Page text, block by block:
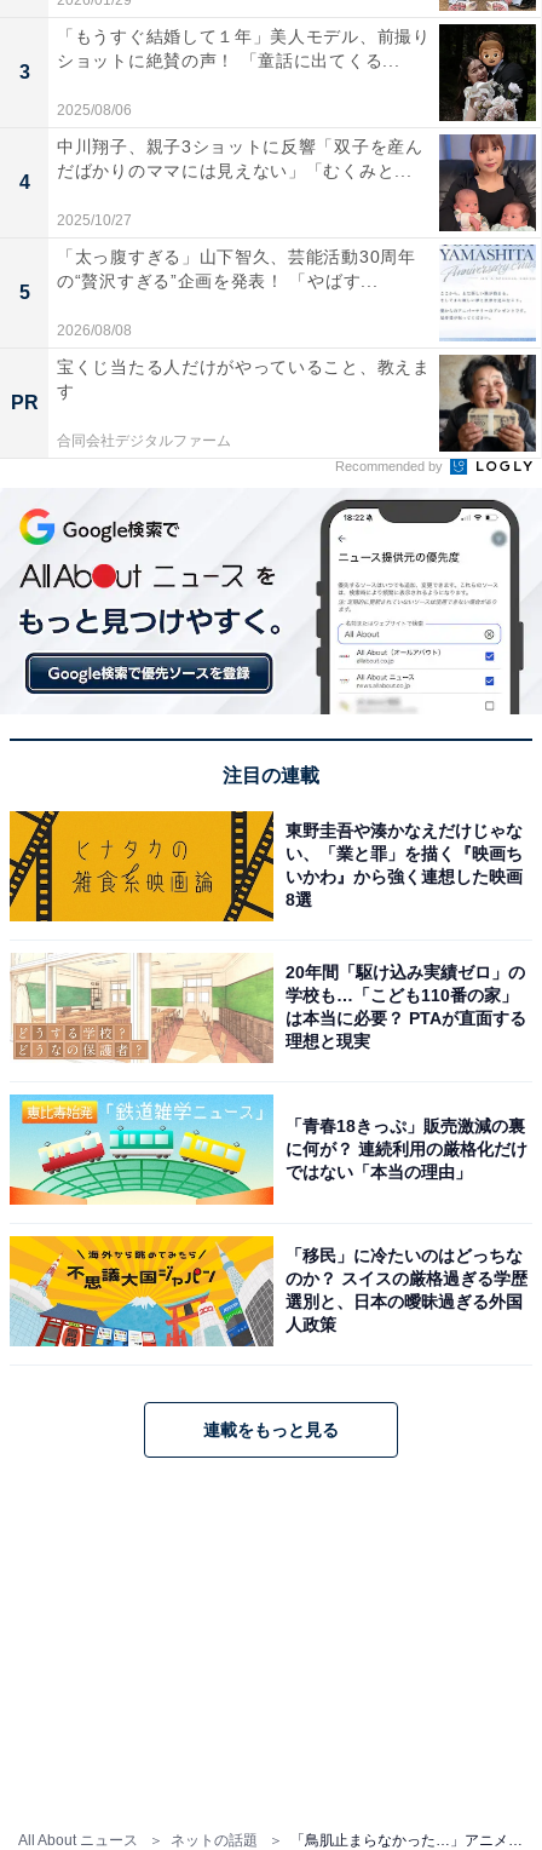
All About ニュース ネットの話題
3
「もうすぐ結婚して１年」美人モデル、前撮り
ショットに絶賛の声！ 「童話に出てくる...
2025/08/06
4
中川翔子、親子3ショットに反響「双子を産ん
だばかりのママには見えない」「むくみと...
2025/10/27
5
「太っ腹すぎる」山下智久、芸能活動30周年
の“贅沢すぎる”企画を発表！ 「やばす...
2026/08/08
PR
宝くじ当たる人だけがやっていること、教えま
す
合同会社デジタルファーム
Recommended by
注目の連載
東野圭吾や湊かなえだけじゃな
い、「業と罪」を描く『映画ち
いかわ』から強く連想した映画
8選
20年間「駆け込み実績ゼロ」の
学校も…「こども110番の家」
は本当に必要？ PTAが直面する
理想と現実
「青春18きっぷ」販売激減の裏
に何が？ 連続利用の厳格化だけ
ではない「本当の理由」
「移民」に冷たいのはどっちな
のか？ スイスの厳格過ぎる学歴
選別と、日本の曖昧過ぎる外国
人政策
連載をもっと見る